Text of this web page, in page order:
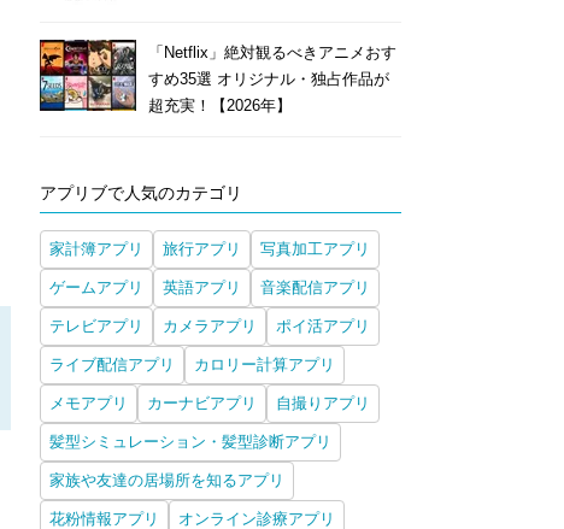
「Netflix」絶対観るべきアニメおす
すめ35選 オリジナル・独占作品が
超充実！【2026年】
アプリブで人気のカテゴリ
家計簿アプリ 旅行アプリ 写真加工アプリ
ゲームアプリ 英語アプリ 音楽配信アプリ
テレビアプリ カメラアプリ ポイ活アプリ
ライブ配信アプリ カロリー計算アプリ
メモアプリ カーナビアプリ 自撮りアプリ
髪型シミュレーション・髪型診断アプリ
家族や友達の居場所を知るアプリ
花粉情報アプリ オンライン診療アプリ